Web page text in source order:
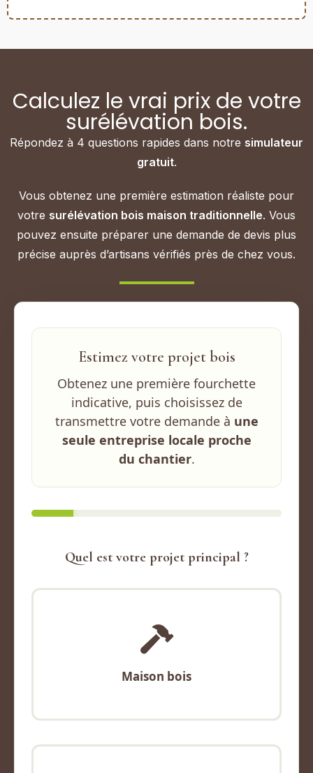
Calculez le vrai prix de votre
surélévation bois.
Répondez à 4 questions rapides dans notre simulateur
gratuit.
Vous obtenez une première estimation réaliste pour
votre surélévation bois maison traditionnelle. Vous
pouvez ensuite préparer une demande de devis plus
précise auprès d’artisans vérifiés près de chez vous.
Estimez votre projet bois
Obtenez une première fourchette
indicative, puis choisissez de
transmettre votre demande à une
seule entreprise locale proche
du chantier.
Quel est votre projet principal ?
Maison bois